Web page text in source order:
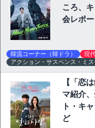
ころ、
会レポ
韓流コーナー（韓ドラ）
現
アクション・サスペンス・ミス
【「恋
マ紹介
ト・キ
ど